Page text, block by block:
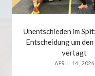
Unentschieden im
Entscheidung um
vertagt
APRIL 14, 2026